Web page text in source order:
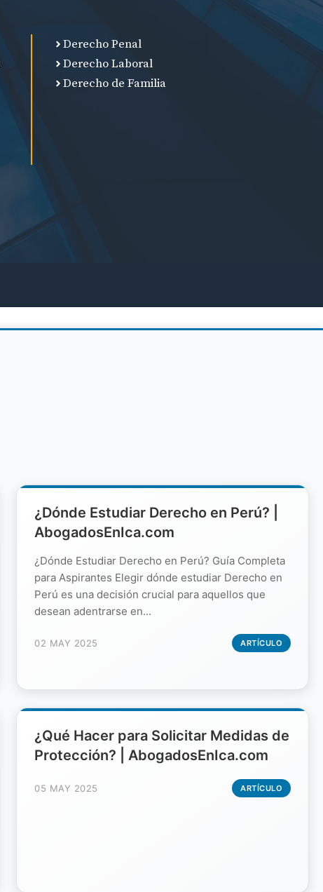
Derecho Penal
Derecho Laboral
Derecho de Familia
¿Dónde Estudiar Derecho en Perú? |
AbogadosEnIca.com
¿Dónde Estudiar Derecho en Perú? Guía Completa
para Aspirantes Elegir dónde estudiar Derecho en
Perú es una decisión crucial para aquellos que
desean adentrarse en...
02 MAY 2025 ARTÍCULO
¿Qué Hacer para Solicitar Medidas de
Protección? | AbogadosEnIca.com
05 MAY 2025 ARTÍCULO